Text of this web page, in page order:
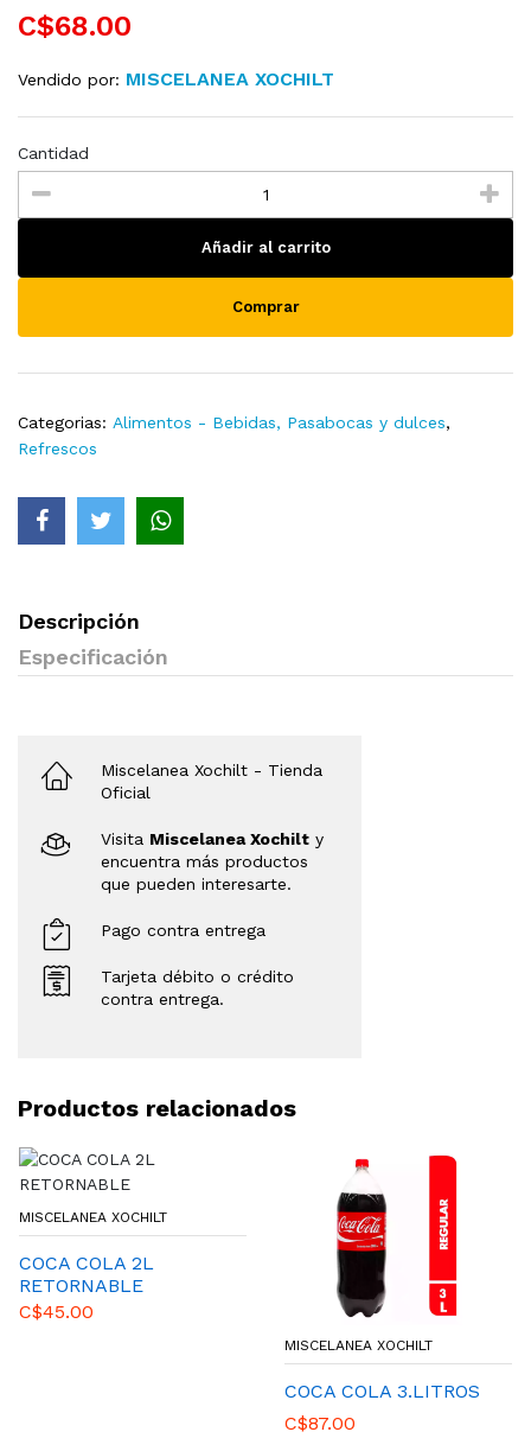
C$68.00
Vendido por: MISCELANEA XOCHILT
Cantidad
Añadir al carrito
Comprar
Categorias: Alimentos - Bebidas, Pasabocas y dulces,
Refrescos
Descripción
Especificación
Miscelanea Xochilt - Tienda
Oficial
Visita Miscelanea Xochilt y
encuentra más productos
que pueden interesarte.
Pago contra entrega
Tarjeta débito o crédito
contra entrega.
Productos relacionados
MISCELANEA XOCHILT
COCA COLA 2L
RETORNABLE
C$45.00
MISCELANEA XOCHILT
COCA COLA 3.LITROS
C$87.00